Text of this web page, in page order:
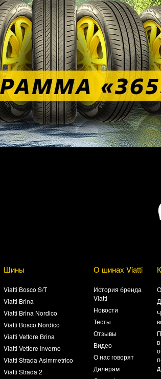
Шины
Viatti Bosco S/T
Viatti Brina
Viatti Brina Nordico
Viatti Bosco Nordico
Viatti Vettore Brina
Viatti Vettore Inverno
Viatti Strada Asimmetrico
Viatti Strada 2
О шинах Viatti
История бренда
Viatti
Новости
Тесты
Отзывы
Видео
О нас говорят
Дилерам